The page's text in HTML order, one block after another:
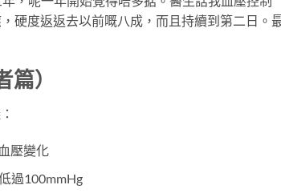
硬度返返去以前嘅八成，而且持續到第二日。
）
壓變化
過100mmHg